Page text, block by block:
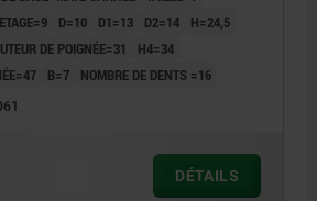
D=10 D1=13 D2=14
H=24,5
DE POIGNÉE=31
H4=34
B=7 NOMBRE DE DENTS =16
DÉTAILS